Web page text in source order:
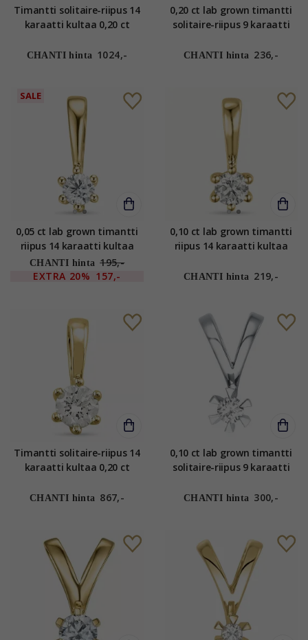
Timantti solitaire-riipus 14
karaatti kultaa 0,20 ct
CHANTI hinta 1024,-
0,20 ct lab grown timantti
solitaire-riipus 9 karaatti
CHANTI hinta 236,-
SALE
0,05 ct lab grown timantti
riipus 14 karaatti kultaa
0,05 ct
CHANTI hinta 195,-
EXTRA 20% 157,-
0,10 ct lab grown timantti
riipus 14 karaatti kultaa
CHANTI hinta 219,-
Timantti solitaire-riipus 14
karaatti kultaa 0,20 ct
CHANTI hinta 867,-
0,10 ct lab grown timantti
solitaire-riipus 9 karaatti
CHANTI hinta 300,-